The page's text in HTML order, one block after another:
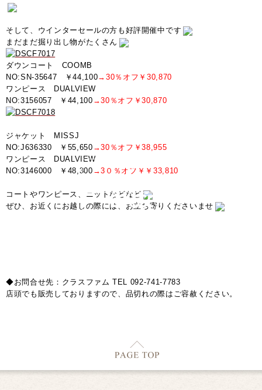
そして、ウインターセールの方も好評開催中です
まだまだ掘り出し物がたくさん
ダウンコート COOMB
NO:SN-35647 ￥44,100→30％オフ￥30,870
ワンピース DUALVIEW
NO:3156057 ￥44,100 →30％オフ￥30,870
ジャケット MISSJ
NO:J636330 ￥55,650 →30％オフ￥38,955
ワンピース DUALVIEW
NO:3146000 ￥48,300 →3０％オフ￥￥33,810
コートやワンピース、ニットなどなど
ぜひ、お近くにお越しの際には、お立ち寄りくださいませ
◆お問合せ先：クラスファム TEL 092-741-7783
店頭でも販売しておりますので、品切れの際はご容赦ください。